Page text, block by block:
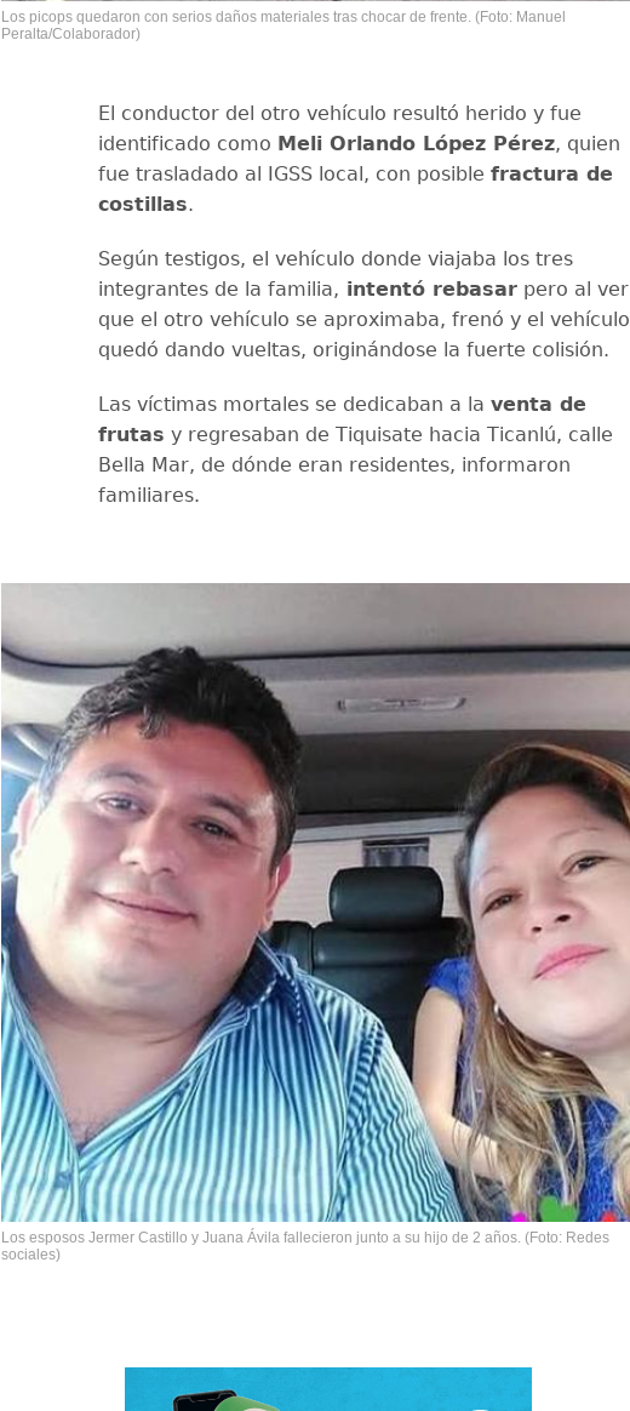
Los picops quedaron con serios daños materiales tras chocar de frente. (Foto: Manuel
Peralta/Colaborador)
El conductor del otro vehículo resultó herido y fue
identificado como Meli Orlando López Pérez, quien
fue trasladado al IGSS local, con posible fractura de
costillas.
Según testigos, el vehículo donde viajaba los tres
integrantes de la familia, intentó rebasar pero al ver
que el otro vehículo se aproximaba, frenó y el vehículo
quedó dando vueltas, originándose la fuerte colisión.
Las víctimas mortales se dedicaban a la venta de
frutas y regresaban de Tiquisate hacia Ticanlú, calle
Bella Mar, de dónde eran residentes, informaron
familiares.
Los esposos Jermer Castillo y Juana Ávila fallecieron junto a su hijo de 2 años. (Foto: Redes
sociales)